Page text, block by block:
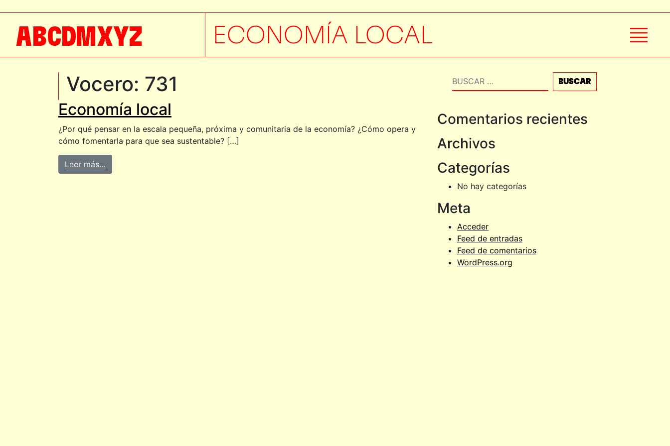
ABCDMXYZ ECONOMÍA LOCAL
Vocero: 731
Economía local
¿Por qué pensar en la escala pequeña, próxima y comunitaria de la economía? ¿Cómo opera y
cómo fomentarla para que sea sustentable? […]
Leer más…
Buscar
Comentarios recientes
Archivos
Categorías
No hay categorías
Meta
Acceder
Feed de entradas
Feed de comentarios
WordPress.org